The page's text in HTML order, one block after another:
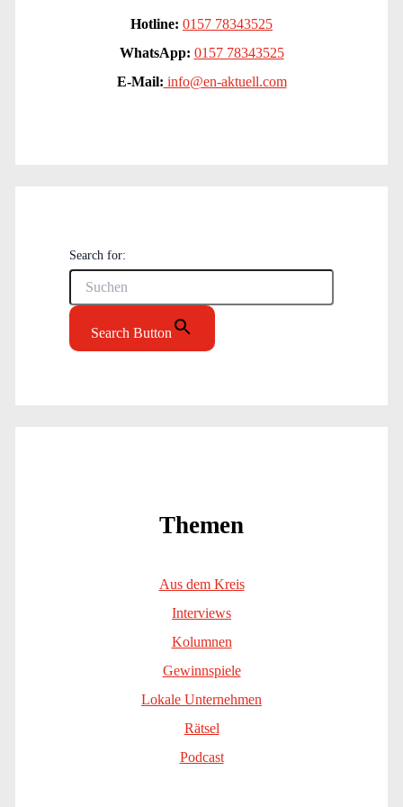
Hotline: 0157 78343525
WhatsApp: 0157 78343525
E-Mail: info@en-aktuell.com
Search for:
Search Button
Themen
Aus dem Kreis
Interviews
Kolumnen
Gewinnspiele
Lokale Unternehmen
Rätsel
Podcast